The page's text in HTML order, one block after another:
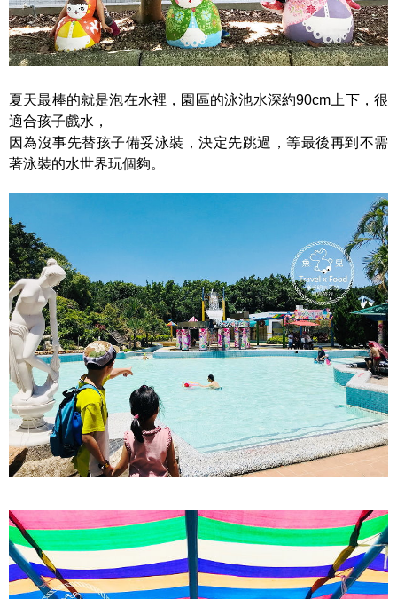
夏天最棒的就是泡在水裡，園區的泳池水深約90cm上下，很
適合孩子戲水，
因為沒事先替孩子備妥泳裝，決定先跳過，等最後再到不需
著泳裝的水世界玩個夠。